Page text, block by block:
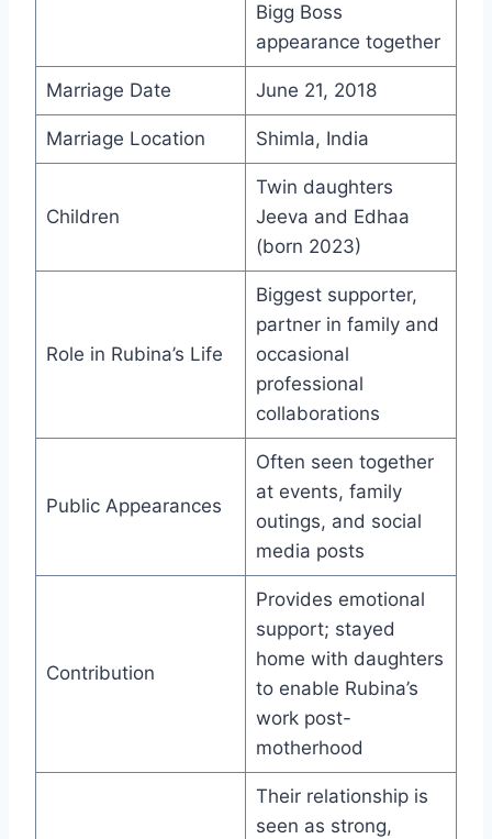
Bigg Boss
appearance together
Marriage Date June 21, 2018
Marriage Location Shimla, India
Children
Twin daughters
Jeeva and Edhaa
(born 2023)
Role in Rubina’s Life
Biggest supporter,
partner in family and
occasional
professional
collaborations
Public Appearances
Often seen together
at events, family
outings, and social
media posts
Contribution
Provides emotional
support; stayed
home with daughters
to enable Rubina’s
work post-
motherhood
Their relationship is
seen as strong,